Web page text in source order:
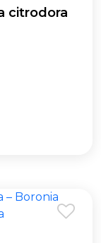
citrodora